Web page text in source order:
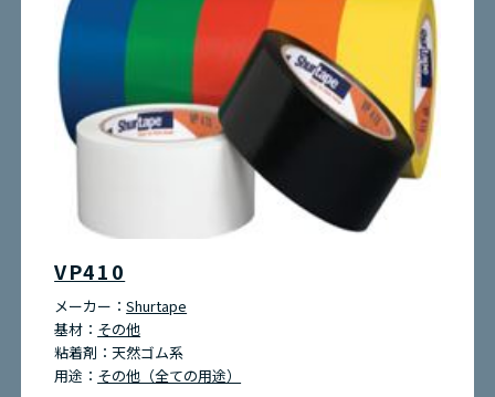
CONTENTS
ABOUT
お問い合わせ
環境問題への取り組み
サイトマップ
VP410
メーカー：Shurtape
基材： その他
粘着剤：天然ゴム系
用途： その他（全ての用途）